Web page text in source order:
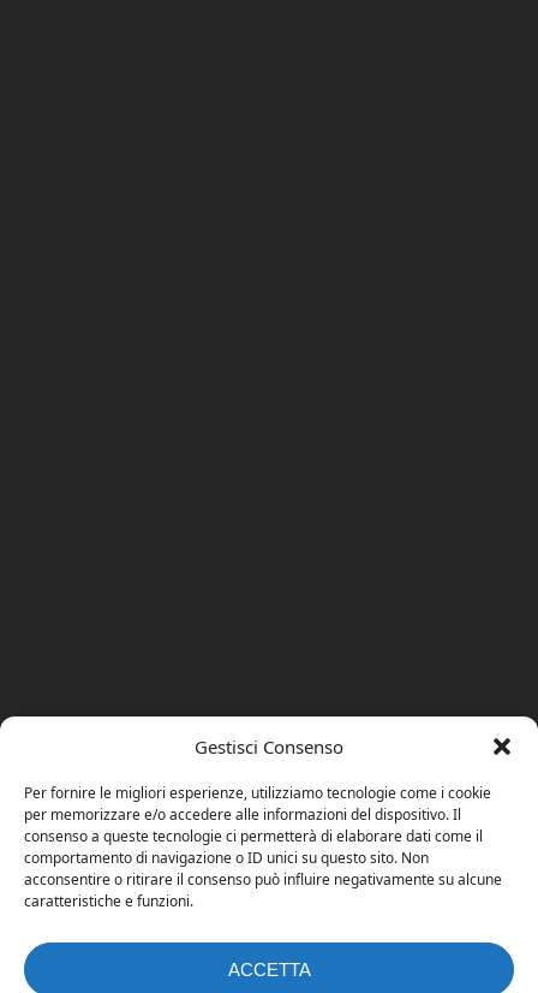
Gestisci Consenso
Per fornire le migliori esperienze, utilizziamo tecnologie come i cookie
per memorizzare e/o accedere alle informazioni del dispositivo. Il
consenso a queste tecnologie ci permetterà di elaborare dati come il
comportamento di navigazione o ID unici su questo sito. Non
acconsentire o ritirare il consenso può influire negativamente su alcune
caratteristiche e funzioni.
ACCETTA